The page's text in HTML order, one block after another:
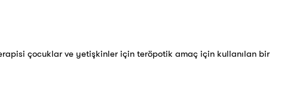
çocuklar ve yetişkinler için teröpotik amaç için kullanılan bir